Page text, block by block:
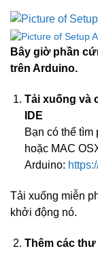
Bây giờ phần
trên Arduino.
Tải xuống và
IDE
Bạn có thể
hoặc MAC
Arduino:
Tải xuống miễn
khởi động nó.
Thêm các thư